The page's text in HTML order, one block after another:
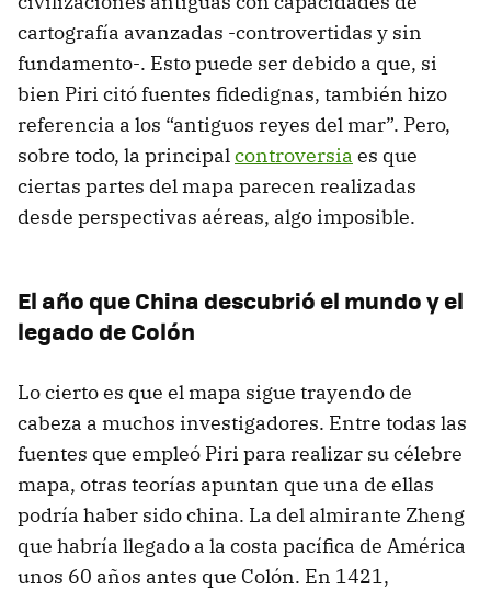
cartografía avanzadas -controvertidas y sin
fundamento-. Esto puede ser debido a que, si
bien Piri citó fuentes fidedignas, también hizo
referencia a los “antiguos reyes del mar”. Pero,
sobre todo, la principalcontroversia es que
ciertas partes del mapa parecen realizadas
desde perspectivas aéreas, algo imposible.
El año que China descubrió el mundo y el
legado de Colón
Lo cierto es que el mapa sigue trayendo de
cabeza a muchos investigadores. Entre todas las
fuentes que empleó Piri para realizar su célebre
mapa, otras teorías apuntan que una de ellas
podría haber sido china. La del almirante Zheng
que habría llegado a la costa pacífica de América
unos 60 años antes que Colón. En 1421,